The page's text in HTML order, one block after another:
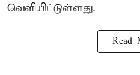
வெளியிட்டுள்ளது.
Read